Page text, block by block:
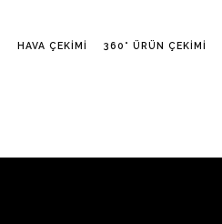
HAVA ÇEKIMI 360° ÜRÜN ÇEKIMI